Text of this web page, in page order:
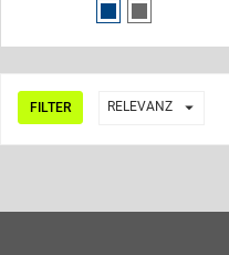
FILTER RELEVANZ 